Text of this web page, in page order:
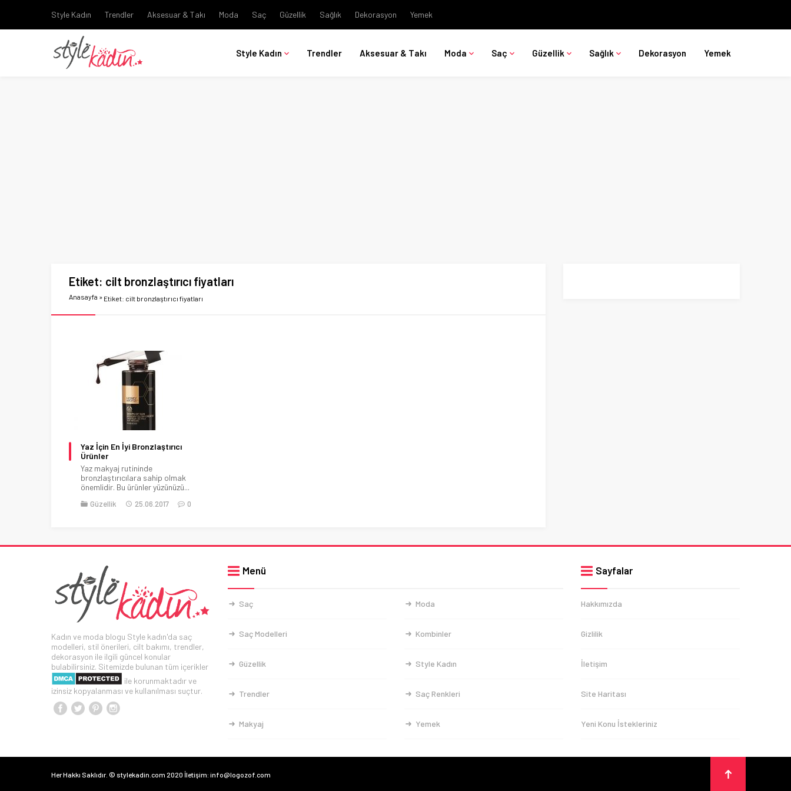
Style Kadın Trendler Aksesuar & Takı Moda Saç Güzellik Sağlık Dekorasyon Yemek
Style Kadın Trendler Aksesuar & Takı Moda Saç Güzellik Sağlık Dekorasyon Yemek
Etiket: cilt bronzlaştırıcı fiyatları
Anasayfa » Etiket: cilt bronzlaştırıcı fiyatları
Yaz İçin En İyi Bronzlaştırıcı
Ürünler
Yaz makyaj rutininde
bronzlaştırıcılara sahip olmak
önemlidir. Bu ürünler yüzünüzü...
Güzellik 25.06.2017 0
Kadın ve moda blogu Style kadın'da saç
modelleri, stil önerileri, cilt bakımı, trendler,
dekorasyon ile ilgili güncel konular
bulabilirsiniz. Sitemizde bulunan tüm içerikler
ile korunmaktadır ve
izinsiz kopyalanması ve kullanılması suçtur.
Menü
Saç Moda
Saç Modelleri Kombinler
Güzellik Style Kadın
Trendler Saç Renkleri
Makyaj Yemek
Sayfalar
Hakkımızda
Gizlilik
İletişim
Site Haritası
Yeni Konu İstekleriniz
Her Hakkı Saklıdır. © stylekadin.com 2020 İletişim: info@logozof.com